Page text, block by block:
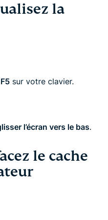
la
sur votre clavier.
l’écran vers le bas.
le cache